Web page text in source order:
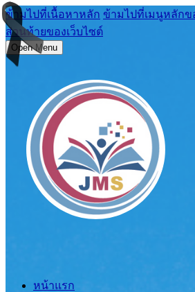
ข้ามไปที่เนื้อหาหลัก ข้ามไปที่เมนูหลักข
ส่วนท้ายของเว็บไซต์
Open Menu
หน้าแรก